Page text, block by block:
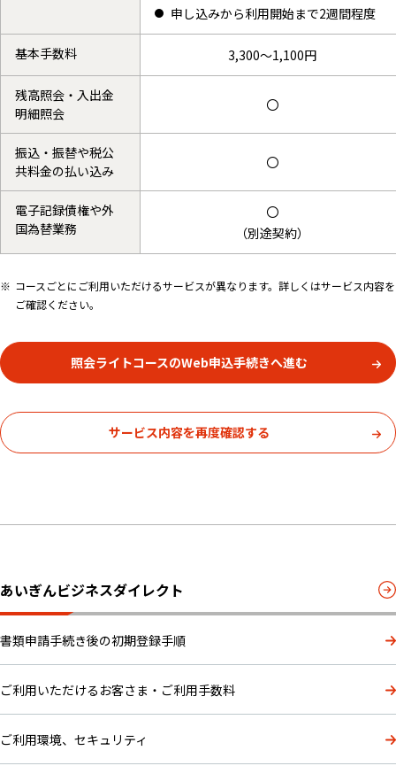
申し込みから利用開始まで2週間程度
基本手数料 3,300～1,100円
残高照会・入出金
明細照会
〇
振込・振替や税公
共料金の払い込み
〇
電子記録債権や外
国為替業務
〇
（別途契約）
コースごとにご利用いただけるサービスが異なります。詳しくはサービス内容を
ご確認ください。
照会ライトコースのWeb申込手続きへ進む
サービス内容を再度確認する
あいぎんビジネスダイレクト
書類申請手続き後の初期登録手順
ご利用いただけるお客さま・ご利用手数料
ご利用環境、セキュリティ